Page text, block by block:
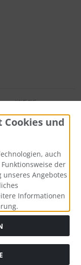
und
auch
der
Angebotes
Informationen